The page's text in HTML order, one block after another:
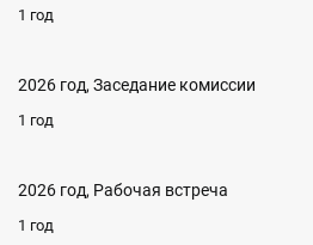
1 год
2026 год, Заседание комиссии
1 год
2026 год, Рабочая встреча
1 год